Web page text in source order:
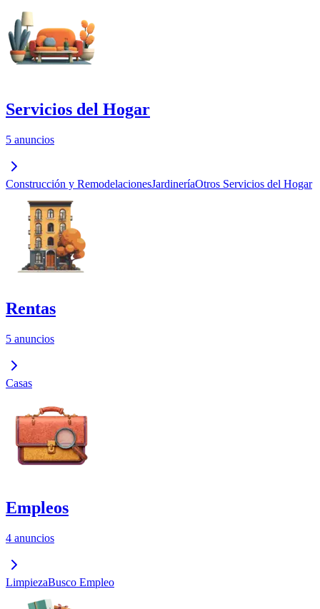
Servicios del Hogar
5 anuncios
Construcción y RemodelacionesJardineríaOtros Servicios del Hogar
Rentas
5 anuncios
Casas
Empleos
4 anuncios
LimpiezaBusco Empleo